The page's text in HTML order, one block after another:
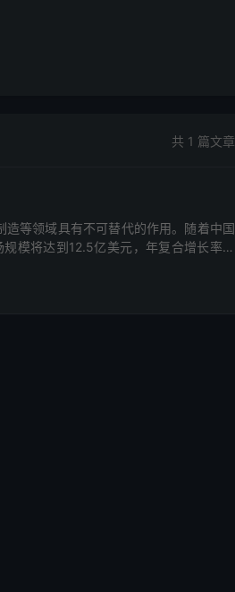
共 1 篇文章
等领域具有不可替代的作用。随着中国
模将达到12.5亿美元，年复合增长率约